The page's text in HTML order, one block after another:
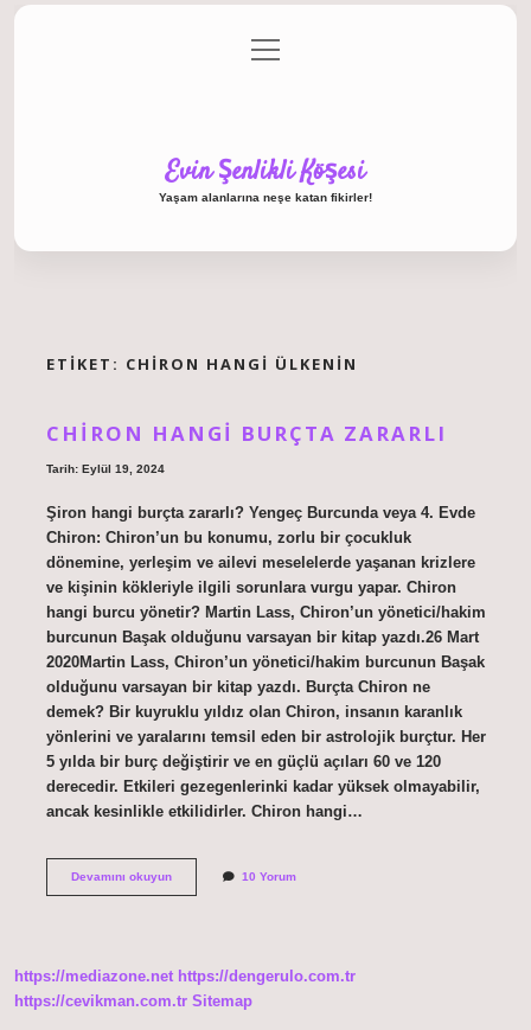
Gizlilik Politikası
menüyü
aç
Evin Şenlikli Köşesi
Yaşam alanlarına neşe katan fikirler!
ETIKET: CHIRON HANGI ÜLKENIN
CHIRON HANGI BURÇTA ZARARLI
Tarih: Eylül 19, 2024
Şiron hangi burçta zararlı? Yengeç Burcunda veya 4. Evde
Chiron: Chiron’un bu konumu, zorlu bir çocukluk
dönemine, yerleşim ve ailevi meselelerde yaşanan krizlere
ve kişinin kökleriyle ilgili sorunlara vurgu yapar. Chiron
hangi burcu yönetir? Martin Lass, Chiron’un yönetici/hakim
burcunun Başak olduğunu varsayan bir kitap yazdı.26 Mart
2020Martin Lass, Chiron’un yönetici/hakim burcunun Başak
olduğunu varsayan bir kitap yazdı. Burçta Chiron ne
demek? Bir kuyruklu yıldız olan Chiron, insanın karanlık
yönlerini ve yaralarını temsil eden bir astrolojik burçtur. Her
5 yılda bir burç değiştirir ve en güçlü açıları 60 ve 120
derecedir. Etkileri gezegenlerinki kadar yüksek olmayabilir,
ancak kesinlikle etkilidirler. Chiron hangi…
Devamını okuyunChiron
10 Yorum
https://mediazone.net https://dengerulo.com.tr
https://cevikman.com.tr Sitemap